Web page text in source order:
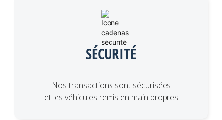
SÉCURITÉ
Nos transactions sont sécurisées
et les véhicules remis en main propres